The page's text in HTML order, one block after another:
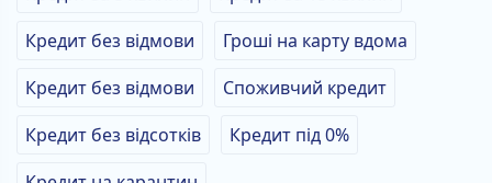
Кредит без відмови
Гроші на карту вдома
Кредит без відмови
Споживчий кредит
Кредит без відсотків
Кредит під 0%